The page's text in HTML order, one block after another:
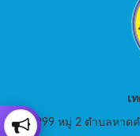
เ
999 หมู่ 2 ตำบลหาดค